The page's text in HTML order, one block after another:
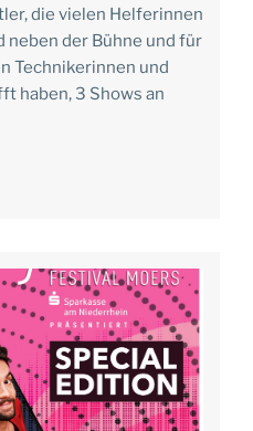
die vielen Helferinnen
neben der Bühne und für
Technikerinnen und
haben, 3 Shows an